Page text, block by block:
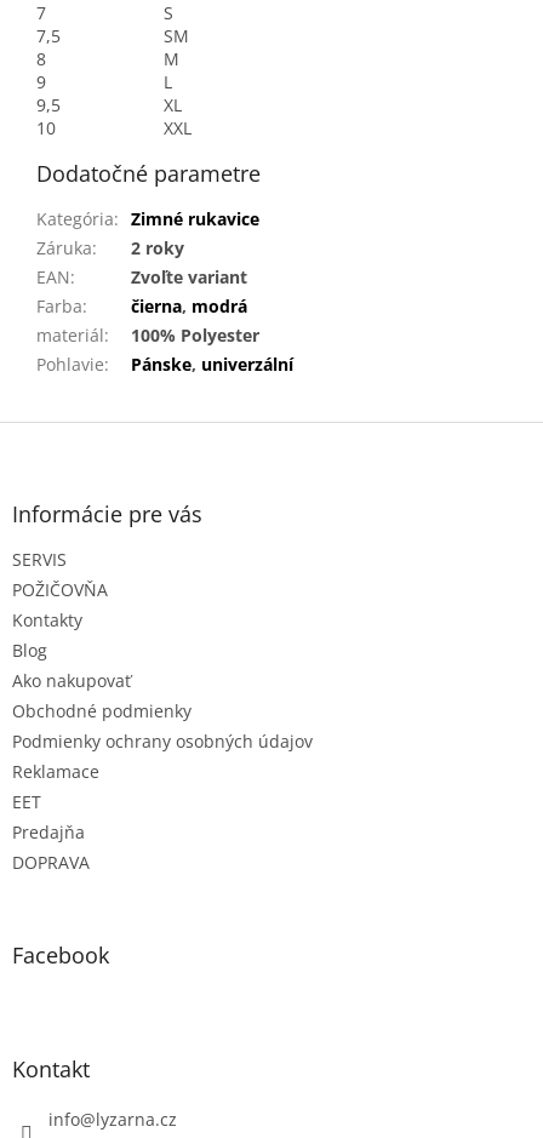
7
S
7,5
SM
8
M
9
L
9,5
XL
10
XXL
Dodatočné parametre
Kategória: Zimné rukavice
Záruka:
2 roky
EAN:
Zvoľte variant
Farba: čierna, modrá
materiál:
100% Polyester
Pohlavie: Pánske, univerzální
Z
Informácie pre vás
SERVIS
POŽIČOVŇA
Kontakty
Blog
Ako nakupovať
Obchodné podmienky
Podmienky ochrany osobných údajov
Reklamace
EET
Predajňa
DOPRAVA
Facebook
Kontakt
info@lyzarna.cz